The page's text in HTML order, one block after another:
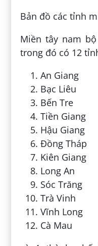
Bản đồ các tỉnh
Miền tây nam
trong đó có 12
An Giang
Bạc Liêu
Bến Tre
Tiền Giang
Hậu Giang
Đồng Tháp
Kiên Giang
Long An
Sóc Trăng
Trà Vinh
Vĩnh Long
Cà Mau